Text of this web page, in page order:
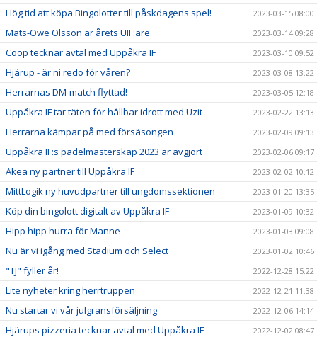
Hög tid att köpa Bingolotter till påskdagens spel! 2023-03-15 08:00
Mats-Owe Olsson är årets UIF:are 2023-03-14 09:28
Coop tecknar avtal med Uppåkra IF 2023-03-10 09:52
Hjärup - är ni redo för våren? 2023-03-08 13:22
Herrarnas DM-match flyttad! 2023-03-05 12:18
Uppåkra IF tar täten för hållbar idrott med Uzit 2023-02-22 13:13
Herrarna kämpar på med försäsongen 2023-02-09 09:13
Uppåkra IF:s padelmästerskap 2023 är avgjort 2023-02-06 09:17
Akea ny partner till Uppåkra IF 2023-02-02 10:12
MittLogik ny huvudpartner till ungdomssektionen 2023-01-20 13:35
Köp din bingolott digitalt av Uppåkra IF 2023-01-09 10:32
Hipp hipp hurra för Manne 2023-01-03 09:08
Nu är vi igång med Stadium och Select 2023-01-02 10:46
"TJ" fyller år! 2022-12-28 15:22
Lite nyheter kring herrtruppen 2022-12-21 11:38
Nu startar vi vår julgransförsäljning 2022-12-06 14:14
Hjärups pizzeria tecknar avtal med Uppåkra IF 2022-12-02 08:47